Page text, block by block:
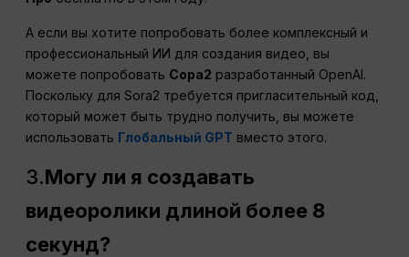
А если вы хотите попробовать более комплексный и
профессиональный ИИ для создания видео, вы
можете попробовать Сора2 разработанный OpenAI.
Поскольку для Sora2 требуется пригласительный код,
который может быть трудно получить, вы можете
использовать Глобальный GPT вместо этого.
3.Могу ли я создавать
видеоролики длиной более 8
секунд?